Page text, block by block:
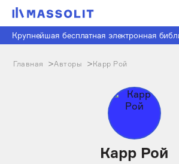
Крупнейшая бесплатная электронная
Главная Авторы Карр Рой
Карр Рой